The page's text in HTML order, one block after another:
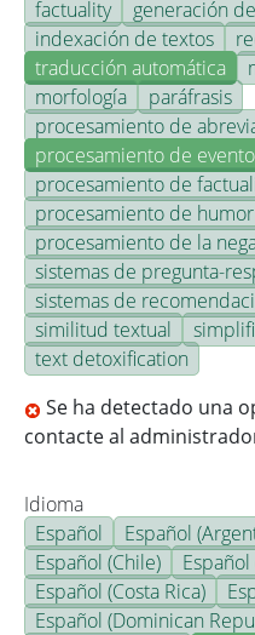
factuality
generación
indexación de textos
traducción automática
morfología
paráfrasis
procesamiento de
procesamiento de
procesamiento de
procesamiento de humor
procesamiento de la
sistemas de pregunta-
sistemas de
similitud textual
text detoxification
Se ha detectado una
contacte al
Idioma
Español
Español
Español (Chile)
Español (Costa Rica)
Español (Dominican